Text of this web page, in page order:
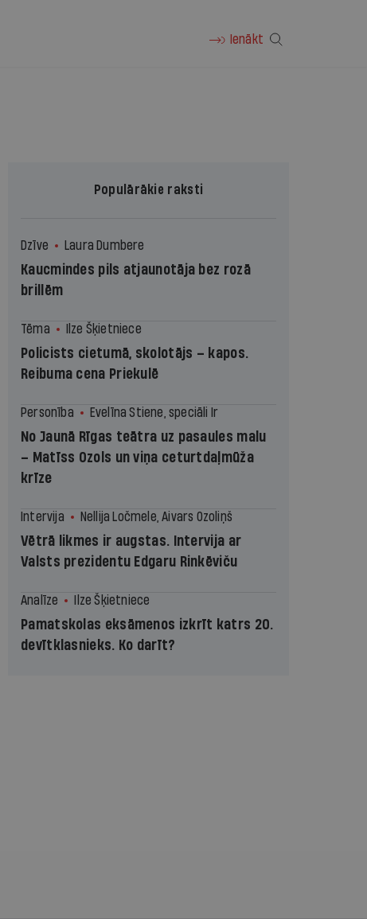
Ienākt
Populārākie raksti
Dzīve Laura Dumbere
Kaucmindes pils atjaunotāja bez rozā
brillēm
Tēma Ilze Šķietniece
Policists cietumā, skolotājs – kapos.
Reibuma cena Priekulē
Personība Evelīna Stiene, speciāli Ir
No Jaunā Rīgas teātra uz pasaules malu
– Matīss Ozols un viņa ceturtdaļmūža
krīze
Intervija Nellija Ločmele, Aivars Ozoliņš
Vētrā likmes ir augstas. Intervija ar
Valsts prezidentu Edgaru Rinkēviču
Analīze Ilze Šķietniece
Pamatskolas eksāmenos izkrīt katrs 20.
devītklasnieks. Ko darīt?